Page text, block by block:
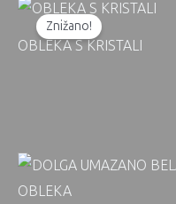
Znižano!
OBLEKA S KRISTALI